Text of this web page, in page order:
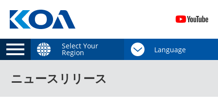
Select Your
Region
ニュースリリース